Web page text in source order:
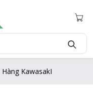
Hàng KawasakI